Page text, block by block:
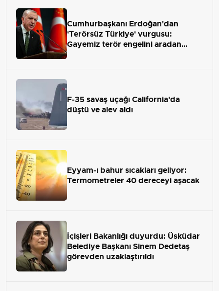
Cumhurbaşkanı Erdoğan'dan
'Terörsüz Türkiye' vurgusu:
Gayemiz terör engelini aradan
F-35 savaş uçağı California'da
düştü ve alev aldı
Eyyam-ı bahur sıcakları geliyor:
Termometreler 40 dereceyi aşacak
İçişleri Bakanlığı duyurdu: Üsküdar
Belediye Başkanı Sinem Dedetaş
görevden uzaklaştırıldı